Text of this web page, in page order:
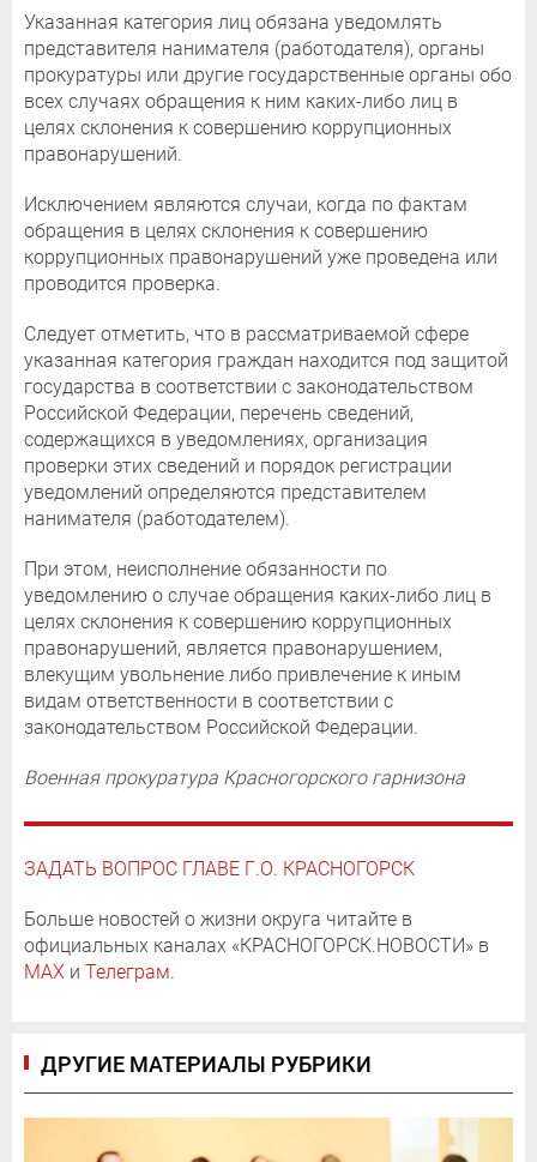
Указанная категория лиц обязана уведомлять
представителя нанимателя (работодателя), органы
прокуратуры или другие государственные органы обо
всех случаях обращения к ним каких-либо лиц в
целях склонения к совершению коррупционных
правонарушений.
Исключением являются случаи, когда по фактам
обращения в целях склонения к совершению
коррупционных правонарушений уже проведена или
проводится проверка.
Следует отметить, что в рассматриваемой сфере
указанная категория граждан находится под защитой
государства в соответствии с законодательством
Российской Федерации, перечень сведений,
содержащихся в уведомлениях, организация
проверки этих сведений и порядок регистрации
уведомлений определяются представителем
нанимателя (работодателем).
При этом, неисполнение обязанности по
уведомлению о случае обращения каких-либо лиц в
целях склонения к совершению коррупционных
правонарушений, является правонарушением,
влекущим увольнение либо привлечение к иным
видам ответственности в соответствии с
законодательством Российской Федерации.
Военная прокуратура Красногорского гарнизона
ЗАДАТЬ ВОПРОС ГЛАВЕ Г.О. КРАСНОГОРСК
Больше новостей о жизни округа читайте в
официальных каналах «КРАСНОГОРСК.НОВОСТИ» в
MAX и Телеграм.
ДРУГИЕ МАТЕРИАЛЫ РУБРИКИ